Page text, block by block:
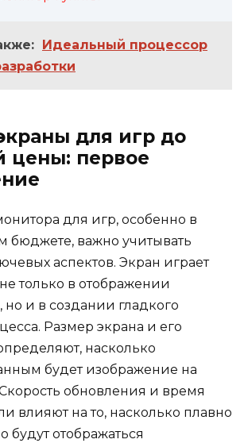
Идеальный процессор
для игр до
цены: первое
для игр, особенно в
бюджете, важно учитывать
аспектов. Экран играет
только в отображении
и в создании гладкого
Размер экрана и его
насколько
будет изображение на
обновления и время
влияют на то, насколько плавно
будут отображаться